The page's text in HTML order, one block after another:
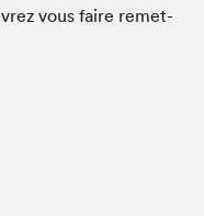
vous faire remet­